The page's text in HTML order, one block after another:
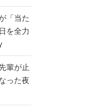
「当た
を全力
輩が止
った夜